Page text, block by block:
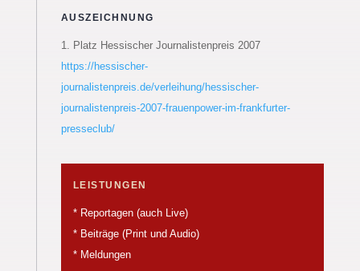
AUSZEICHNUNG
1. Platz Hessischer Journalistenpreis 2007
https://hessischer-
journalistenpreis.de/verleihung/hessischer-
journalistenpreis-2007-frauenpower-im-frankfurter-
presseclub/
LEISTUNGEN
* Reportagen (auch Live)
* Beiträge (Print und Audio)
* Meldungen